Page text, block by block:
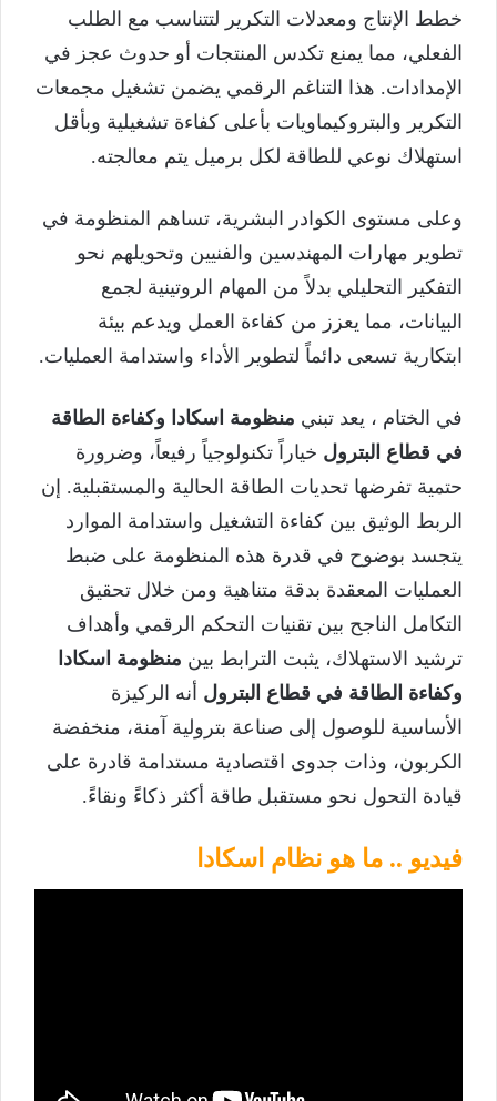
خطط الإنتاج ومعدلات التكرير لتتناسب مع الطلب
الفعلي، مما يمنع تكدس المنتجات أو حدوث عجز في
الإمدادات. هذا التناغم الرقمي يضمن تشغيل مجمعات
التكرير والبتروكيماويات بأعلى كفاءة تشغيلية وبأقل
استهلاك نوعي للطاقة لكل برميل يتم معالجته.
وعلى مستوى الكوادر البشرية، تساهم المنظومة في
تطوير مهارات المهندسين والفنيين وتحويلهم نحو
التفكير التحليلي بدلاً من المهام الروتينية لجمع
البيانات، مما يعزز من كفاءة العمل ويدعم بيئة
ابتكارية تسعى دائماً لتطوير الأداء واستدامة العمليات.
في الختام ، يعد تبني منظومة اسكادا وكفاءة الطاقة
في قطاع البترول خياراً تكنولوجياً رفيعاً، وضرورة
حتمية تفرضها تحديات الطاقة الحالية والمستقبلية. إن
الربط الوثيق بين كفاءة التشغيل واستدامة الموارد
يتجسد بوضوح في قدرة هذه المنظومة على ضبط
العمليات المعقدة بدقة متناهية ومن خلال تحقيق
التكامل الناجح بين تقنيات التحكم الرقمي وأهداف
ترشيد الاستهلاك، يثبت الترابط بين منظومة اسكادا
وكفاءة الطاقة في قطاع البترول أنه الركيزة
الأساسية للوصول إلى صناعة بترولية آمنة، منخفضة
الكربون، وذات جدوى اقتصادية مستدامة قادرة على
قيادة التحول نحو مستقبل طاقة أكثر ذكاءً ونقاءً.
فيديو .. ما هو نظام اسكادا